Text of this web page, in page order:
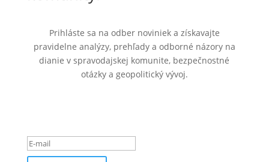
Prihláste sa na odber noviniek a získavajte
pravidelne analýzy, prehľady a odborné názory na
dianie v spravodajskej komunite, bezpečnostné
otázky a geopolitický vývoj.